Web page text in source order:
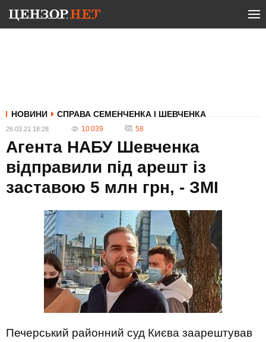
НОВИНИ СПРАВА СЕМЕНЧЕНКА І ШЕВЧЕНКА
26.03.21 18:28 10 039 58
Агента НАБУ Шевченка
відправили під арешт із
заставою 5 млн грн, - ЗМІ
Печерський районний суд Києва заарештував